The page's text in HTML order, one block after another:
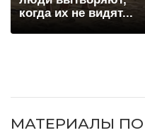
когда их не видят...
МАТЕРИАЛЫ ПО